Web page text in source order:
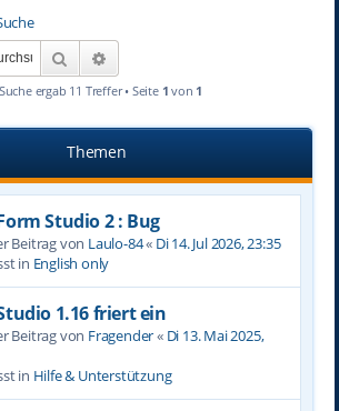
Suche
ergab 11 Treffer • Seite 1 von 1
Themen
Studio 2 : Bug
Beitrag von Laulo-84« Di 14. Jul 2026, 23:35
in English only
1.16 friert ein
Beitrag von Fragender« Di 13. Mai 2025,
in Hilfe & Unterstützung